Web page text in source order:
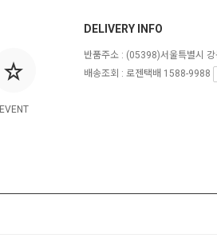
EVENT
DELIVERY INFO
반품주소 : (05398)서울특별시
배송조회 : 로젠택배 1588-9988